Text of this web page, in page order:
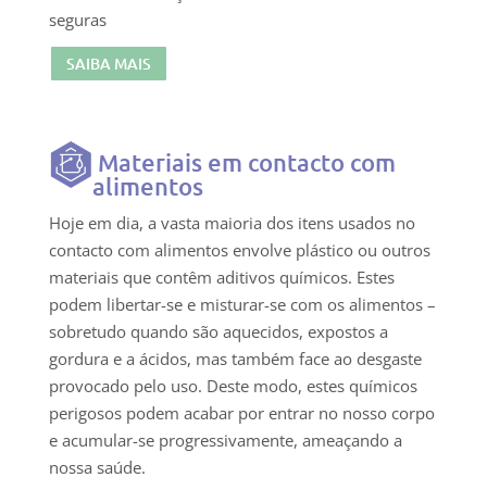
seguras
SAIBA MAIS
Materiais em contacto com
alimentos
Hoje em dia, a vasta maioria dos itens usados no
contacto com alimentos envolve plástico ou outros
materiais que contêm aditivos químicos. Estes
podem libertar-se e misturar-se com os alimentos –
sobretudo quando são aquecidos, expostos a
gordura e a ácidos, mas também face ao desgaste
provocado pelo uso. Deste modo, estes químicos
perigosos podem acabar por entrar no nosso corpo
e acumular-se progressivamente, ameaçando a
nossa saúde.